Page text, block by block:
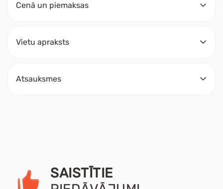
Cenā un piemaksas
Vietu apraksts
Atsauksmes
SAISTĪTIE